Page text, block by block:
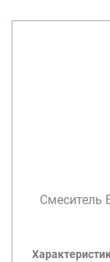
Смеситель